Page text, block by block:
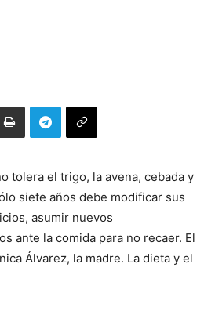
tolera el trigo, la avena, cebada y
siete años debe modificar sus
asumir nuevos
ante la comida para no recaer. El
Álvarez, la madre. La dieta y el